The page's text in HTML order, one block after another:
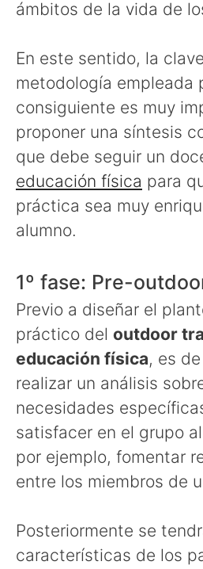
ámbitos de la vida de
En este sentido, la
metodología empleada
consiguiente es muy
proponer una síntesis
que debe seguir un
educación física para
práctica sea muy
alumno.
1º fase: Pre-
Previo a diseñar el
práctico del outdoor
educación física, es
realizar un análisis
necesidades
satisfacer en el grupo
por ejemplo, fomentar
entre los miembros de
Posteriormente se
características de los